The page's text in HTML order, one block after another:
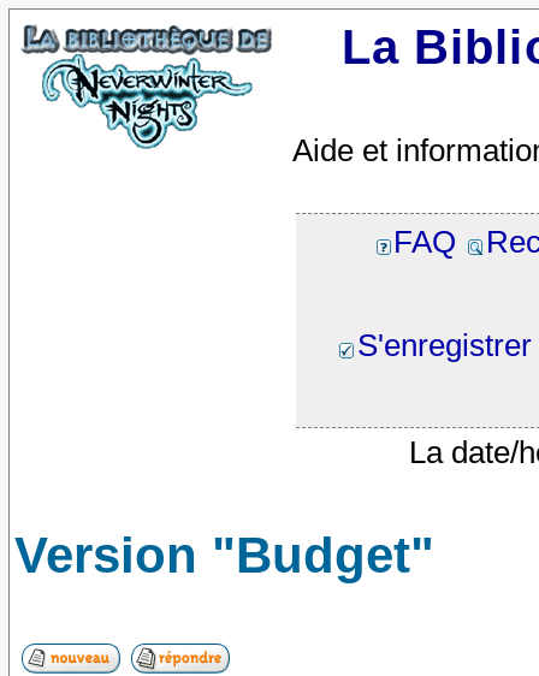
La
Aide et
FAQ
S'enregistrer
La date/
Version "Budget"